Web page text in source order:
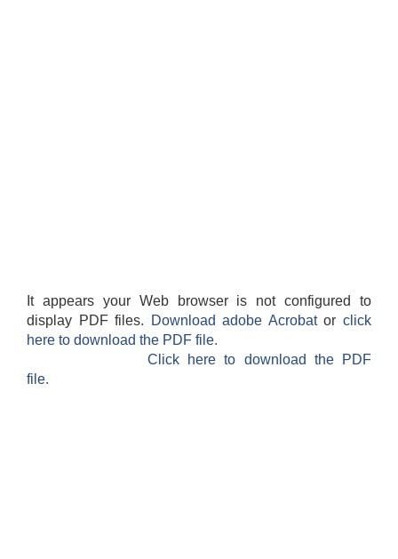
It appears your Web browser is not configured to
display PDF files.
Download adobe Acrobatorclick
here to download the PDF file.
Click here to download the PDF
file.